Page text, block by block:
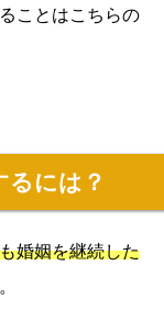
ことはこちらの
るには？
婚姻を継続した